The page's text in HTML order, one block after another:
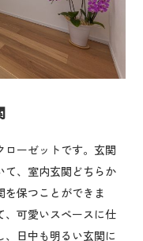
ローゼットです。玄関
て、室内玄関どちらか
保つことができま
、可愛いスペースに仕
日中も明るい玄関に